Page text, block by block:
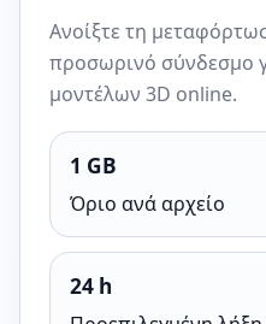
Ανοίξτε τη
προσωρινό σύνδεσμο
μοντέλων 3D online.
1 GB
Όριο ανά αρχείο
24 h